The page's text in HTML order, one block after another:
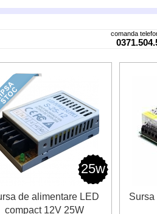
comanda
25w
de alimentare LED
compact 12V 25W